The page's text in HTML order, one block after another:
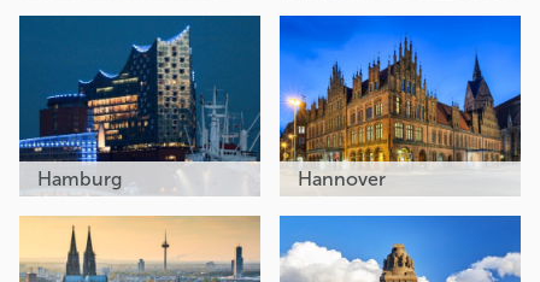
Hamburg Hannover